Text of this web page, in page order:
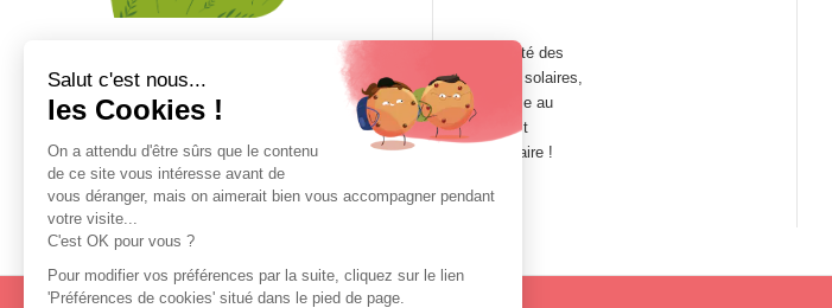
Efficacité des
crèmes solaires,
une mise au
point est
nécessaire !